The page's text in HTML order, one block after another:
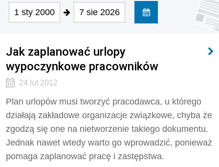
1 sty 2000 7 sie 2026
Jak zaplanować urlopy
wypoczynkowe pracowników
24 lut 2012
Plan urlopów musi tworzyć pracodawca, u którego
działają zakładowe organizacje związkowe, chyba że
zgodzą się one na nietworzenie takiego dokumentu.
Jednak nawet wtedy warto go wprowadzić, ponieważ
pomaga zaplanować pracę i zastępstwa.